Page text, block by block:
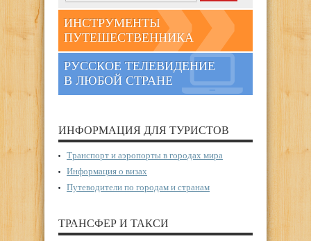
ИНСТРУМЕНТЫ
ПУТЕШЕСТВЕННИКА
РУССКОЕ ТЕЛЕВИДЕНИЕ
В ЛЮБОЙ СТРАНЕ
ИНФОРМАЦИЯ ДЛЯ ТУРИСТОВ
Транспорт и аэропорты в городах мира
Информация о визах
Путеводители по городам и странам
ТРАНСФЕР И ТАКСИ